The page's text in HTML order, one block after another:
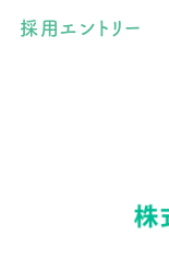
採用エントリー